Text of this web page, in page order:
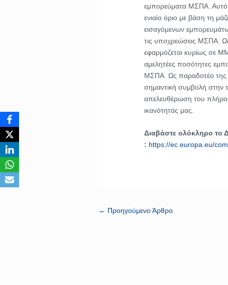
εμπορεύματα ΜΣΠΑ. Αυτό
ενιαίο όριο με βάση τη
εισαγόμενων
τις υποχρεώσεις ΜΣΠΑ.
εφαρμόζεται κυρίως σε
αμελητέες ποσότητες
ΜΣΠΑ. Ως παραδοτέο της
σημαντική συμβολή στην
απελευθέρωση του
ικανότητάς μας.
Διαβάστε ολόκληρο το
: https://ec.europa.eu/
← Προηγούμενο Άρθρο